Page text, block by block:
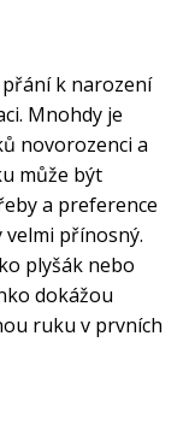
přání k narození
Mnohdy je
novorozenci a
může být
a preference
přínosný.
plyšák nebo
dokážou
ruku v prvních